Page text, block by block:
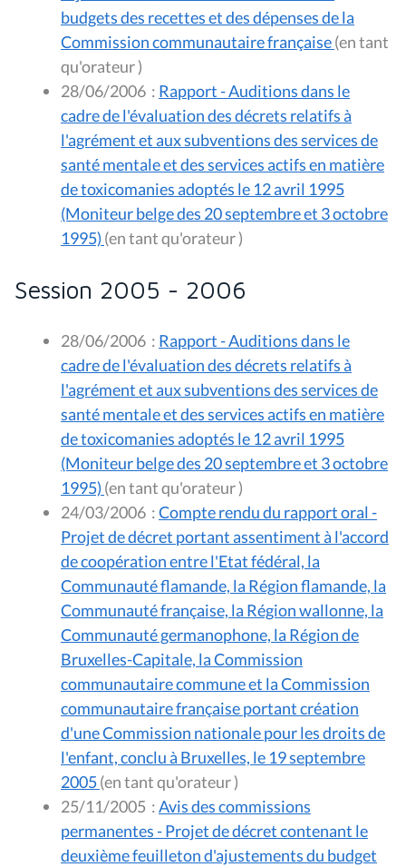
budgets des recettes et des dépenses de la
Commission communautaire française(en tant
qu'orateur )
28/06/2006 : Rapport - Auditions dans le
cadre de l'évaluation des décrets relatifs à
l'agrément et aux subventions des services de
santé mentale et des services actifs en matière
de toxicomanies adoptés le 12 avril 1995
(Moniteur belge des 20 septembre et 3 octobre
1995)
(en tant qu'orateur )
Session 2005 - 2006
28/06/2006 : Rapport - Auditions dans le
cadre de l'évaluation des décrets relatifs à
l'agrément et aux subventions des services de
santé mentale et des services actifs en matière
de toxicomanies adoptés le 12 avril 1995
(Moniteur belge des 20 septembre et 3 octobre
1995)
(en tant qu'orateur )
24/03/2006 :Compte rendu du rapport oral -
Projet de décret portant assentiment à l'accord
de coopération entre l'Etat fédéral, la
Communauté flamande, la Région flamande, la
Communauté française, la Région wallonne, la
Communauté germanophone, la Région de
Bruxelles-Capitale, la Commission
communautaire commune et la Commission
communautaire française portant création
d'une Commission nationale pour les droits de
l'enfant, conclu à Bruxelles, le 19 septembre
2005
(en tant qu'orateur )
25/11/2005 :Avis des commissions
permanentes - Projet de décret contenant le
deuxième feuilleton d'ajustements du budget